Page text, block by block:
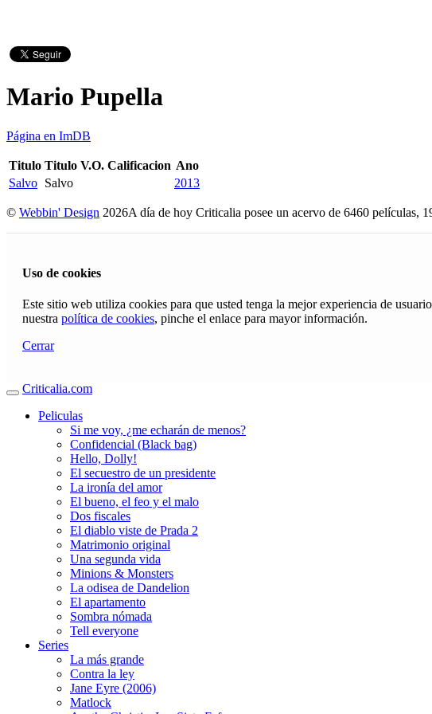
Mario Pupella
Página en ImDB
Titulo Titulo V.O. Calificacion Ano
Salvo Salvo 2013
© Webbin' Design 2026A día de hoy Criticalia posee un acervo de 6460 películas,
Uso de cookies
Este sitio web utiliza cookies para que usted tenga la mejor experiencia de
nuestra política de cookies, pinche el enlace para mayor información.
Cerrar
Criticalia.com
Peliculas
Si me voy, ¿me echarán de menos?
Confidencial (Black bag)
Hello, Dolly!
El secuestro de un presidente
La ironía del amor
El bueno, el feo y el malo
Dos fiscales
El diablo viste de Prada 2
Matrimonio original
Una segunda vida
Minions & Monsters
La odisea de Dandelion
El apartamento
Sombra nómada
Tell everyone
Series
La más grande
Contra la ley
Jane Eyre (2006)
Matlock